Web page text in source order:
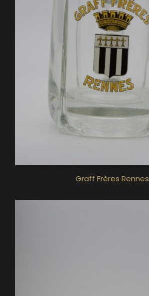
Graff Frères Rennes